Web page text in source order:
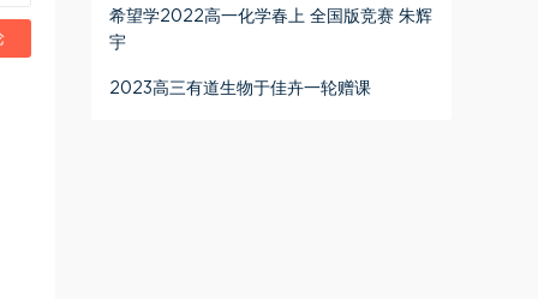
希望学2022高一化学春上 全国版竞赛 朱辉
宇
2023高三有道生物于佳卉一轮赠课